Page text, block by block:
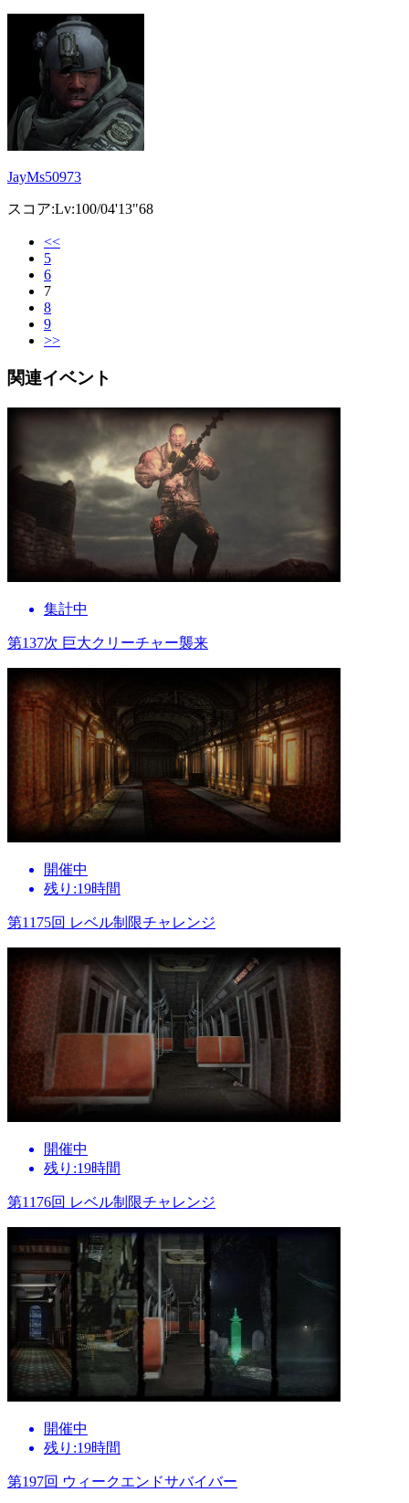
JayMs50973
スコア:Lv:100/04'13"68
<<
5
6
7
8
9
>>
関連イベント
集計中
第137次 巨大クリーチャー襲来
開催中
残り:19時間
第1175回 レベル制限チャレンジ
開催中
残り:19時間
第1176回 レベル制限チャレンジ
開催中
残り:19時間
第197回 ウィークエンドサバイバー